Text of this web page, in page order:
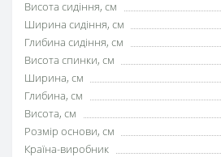
Висота сидіння, см
Ширина сидіння, см
Глибина сидіння, см
Висота спинки, см
Ширина, см
Глибина, см
Висота, см
Розмір основи, см
Країна-виробник